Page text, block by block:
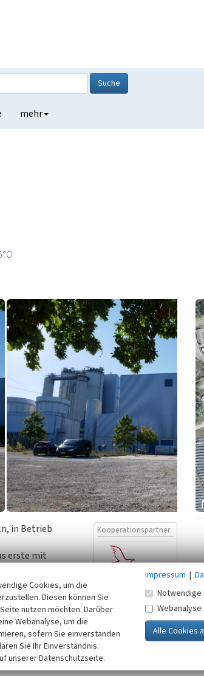
Suche
mehr
Kooperationspartner
in Betrieb
erste mit
Rauchgase zur
74 MW.
Cookies, um die
Diesen können Sie
nutzen möchten. Darüber
Webanalyse, um die
sofern Sie einverstanden
Sie Ihr Einverständnis.
unserer Datenschutzseite.
Impressum |
Notwendige
Webanalyse